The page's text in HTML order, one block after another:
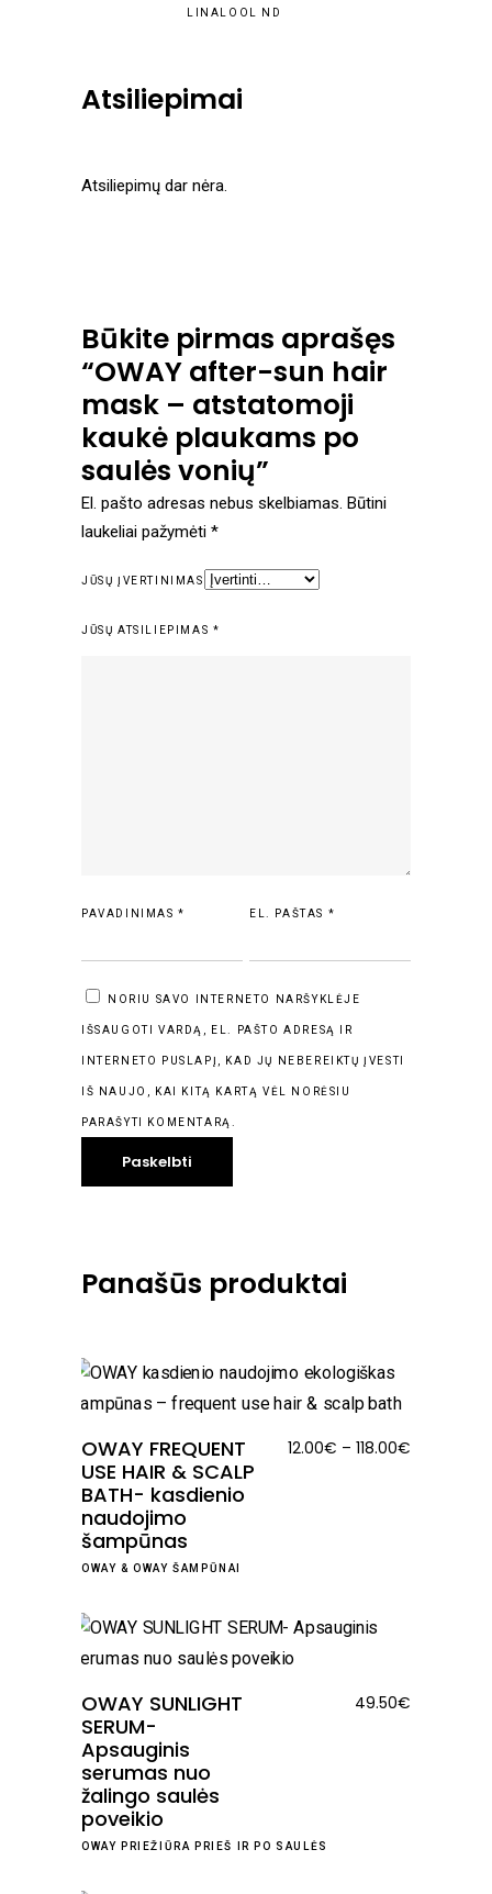
LINALOOL ND
Atsiliepimai
Atsiliepimų dar nėra.
Būkite pirmas aprašęs
“OWAY after-sun hair
mask – atstatomoji
kaukė plaukams po
saulės vonių”
El. pašto adresas nebus skelbiamas. Būtini
laukeliai pažymėti *
JŪSŲ ĮVERTINIMAS
JŪSŲ ATSILIEPIMAS *
PAVADINIMAS* EL. PAŠTAS *
NORIU SAVO INTERNETO NARŠYKLĖJE
IŠSAUGOTI VARDĄ, EL. PAŠTO ADRESĄ IR
INTERNETO PUSLAPĮ, KAD JŲ NEBEREIKTŲ ĮVESTI
IŠ NAUJO, KAI KITĄ KARTĄ VĖL NORĖSIU
PARAŠYTI KOMENTARĄ.
Panašūs produktai
OWAY FREQUENT
USE HAIR & SCALP
BATH- kasdienio
naudojimo
šampūnas
12.00€ – 118.00€
OWAY &OWAY ŠAMPŪNAI
OWAY SUNLIGHT
SERUM-
Apsauginis
serumas nuo
žalingo saulės
poveikio
49.50€
OWAY PRIEŽIŪRA PRIEŠ IR PO SAULĖS